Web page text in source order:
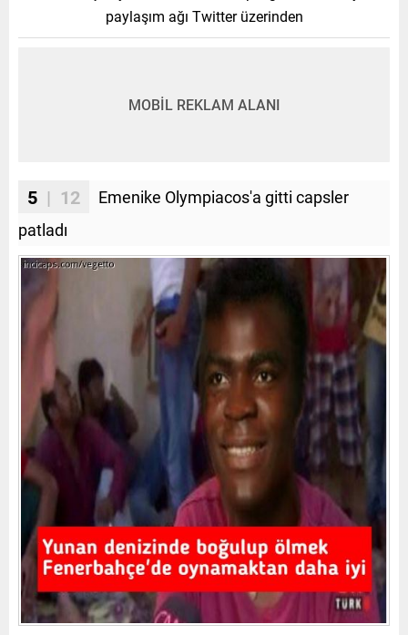
paylaşım ağı Twitter üzerinden
MOBİL REKLAM ALANI
5 | 12
Emenike Olympiacos'a gitti capsler
patladı